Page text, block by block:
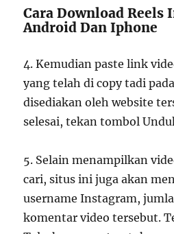
Cara Download Reels
Android Dan Iphone
4. Kemudian paste link
yang telah di copy tadi
disediakan oleh website
selesai, tekan tombol
5. Selain menampilkan
cari, situs ini juga akan
username Instagram,
komentar video tersebut.